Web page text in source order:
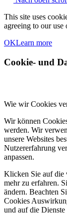
This site uses
agreeing to our use
OKLearn more
Cookie- und
Wie wir Cookies
Wir können
werden. Wir
unsere Websites
Nutzererfahrung
anpassen.
Klicken Sie auf die
mehr zu erfahren.
ändern. Beachten
Cookies
und auf die